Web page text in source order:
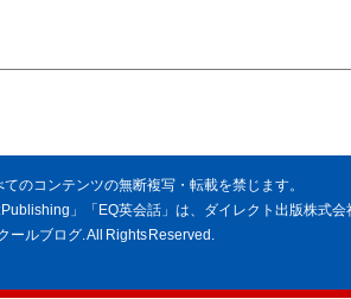
のコンテンツの無断複写・転載を禁じます。
Publishing」「EQ英会話」は、ダイレクト出版株式
ールブログ. All Rights Reserved.